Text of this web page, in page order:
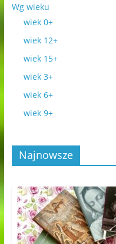
Wg wieku
wiek 0+
wiek 12+
wiek 15+
wiek 3+
wiek 6+
wiek 9+
Najnowsze